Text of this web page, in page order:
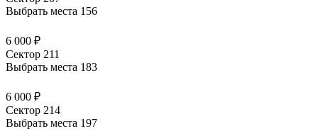
Выбрать места 156
6 000 ₽
Сектор 211
Выбрать места 183
6 000 ₽
Сектор 214
Выбрать места 197